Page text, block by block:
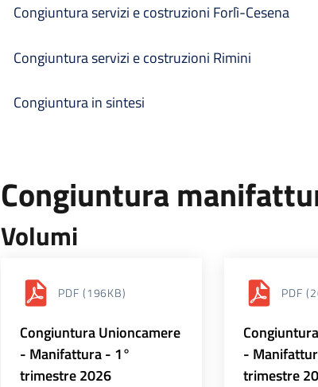
Congiuntura servizi e costruzioni Forlì-Cesena
Congiuntura servizi e costruzioni Rimini
Congiuntura in sintesi
Congiuntura
Volumi
PDF (196KB)
Congiuntura Unioncamere
- Manifattura - 1°
trimestre 2026
PDF
-
trimestre